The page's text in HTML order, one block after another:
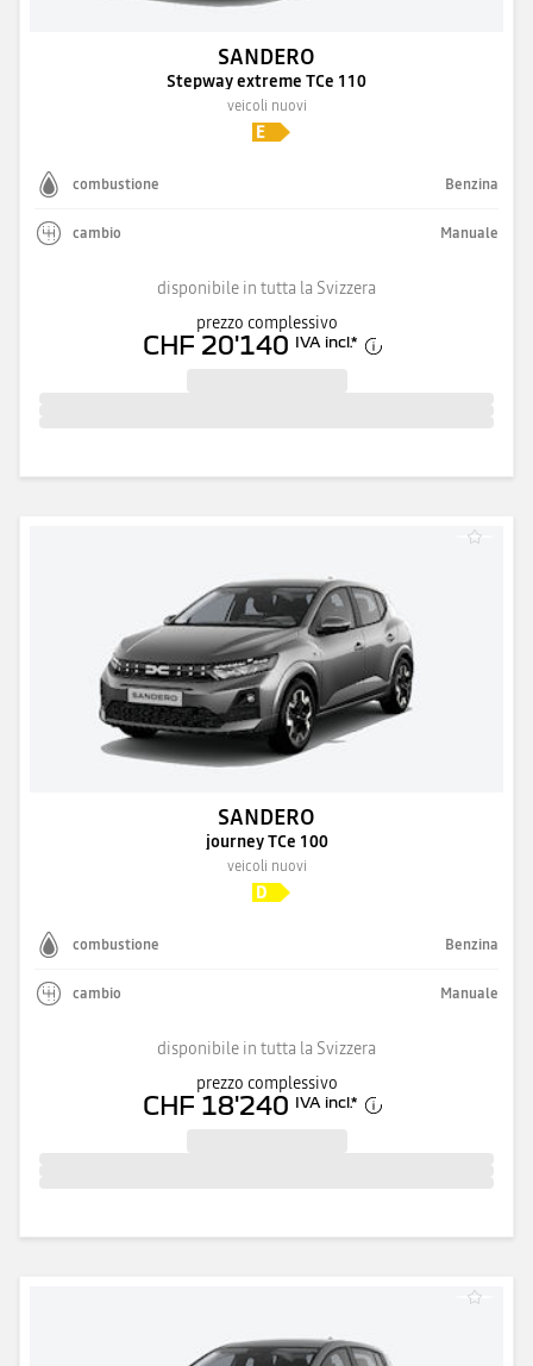
SANDERO
Stepway extreme TCe 110
veicoli nuovi
combustione Benzina
cambio Manuale
disponibile in tutta la Svizzera
prezzo complessivo
CHF 20'140 IVA incl.*
SANDERO
journey TCe 100
veicoli nuovi
combustione Benzina
cambio Manuale
disponibile in tutta la Svizzera
prezzo complessivo
CHF 18'240 IVA incl.*